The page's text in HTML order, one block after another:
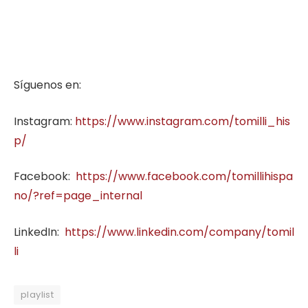
Síguenos en:
Instagram: https://www.instagram.com/tomilli_his
p/
Facebook: https://www.facebook.com/tomillihispa
no/?ref=page_internal
LinkedIn: https://www.linkedin.com/company/tomil
li
playlist